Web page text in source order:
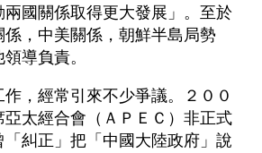
國關係取得更大發展」。至於
，中美關係，朝鮮半島局勢
導負責。
，經常引來不少爭議。２００
亞太經合會（ＡＰＥＣ）非正式
糾正」把「中國大陸政府」說